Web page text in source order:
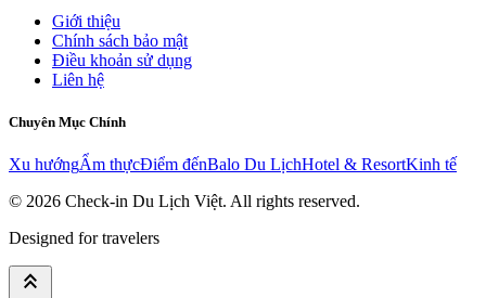
Giới thiệu
Chính sách bảo mật
Điều khoản sử dụng
Liên hệ
Chuyên Mục Chính
Xu hướngẨm thựcĐiểm đếnBalo Du LịchHotel & ResortKinh tế
© 2026 Check-in Du Lịch Việt. All rights reserved.
Designed for travelers
keyboard_double_arrow_up